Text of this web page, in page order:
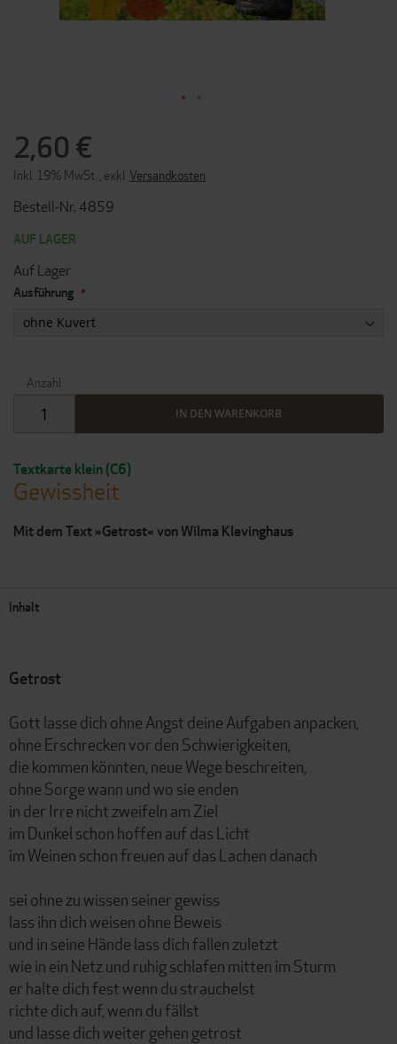
Textkarte klein (C6)
Gewissheit
Mit dem Text »Getrost« von Wilma Klevinghaus
2,60 €
Inkl. 19% MwSt. exkl. Versandkosten
Bestell-Nr. 4859
AUF LAGER
Auf Lager
Ausführung
Anzahl
IN DEN WARENKORB
SPRINGEN
Inhalt
Getrost
Gott lasse dich ohne Angst deine Aufgaben anpacken,
ohne Erschrecken vor den Schwierigkeiten,
die kommen könnten, neue Wege beschreiten,
ohne Sorge wann und wo sie enden
in der Irre nicht zweifeln am Ziel
im Dunkel schon hoffen auf das Licht
im Weinen schon freuen auf das Lachen danach
sei ohne zu wissen seiner gewiss
lass ihn dich weisen ohne Beweis
und in seine Hände lass dich fallen zuletzt
wie in ein Netz und ruhig schlafen mitten im Sturm
er halte dich fest wenn du strauchelst
richte dich auf, wenn du fällst
und lasse dich weiter gehen getrost